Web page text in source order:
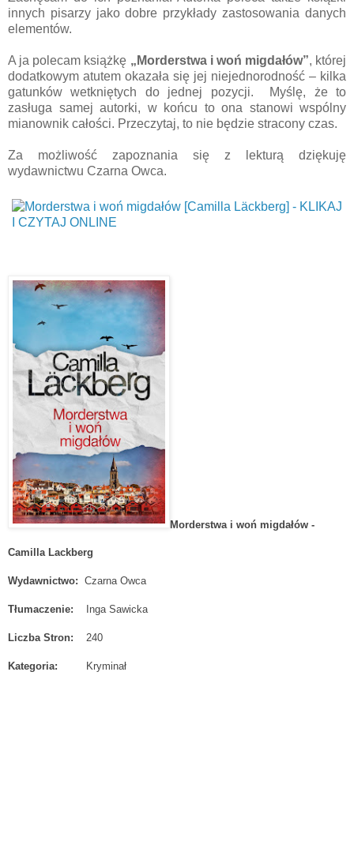
innych pisarzy jako dobre przykłady zastosowania danych
elementów.
A ja polecam książkę „Morderstwa i woń migdałów”, której
dodatkowym atutem okazała się jej niejednorodność – kilka
gatunków wetkniętych do jednej pozycji. Myślę, że to
zasługa samej autorki, w końcu to ona stanowi wspólny
mianownik całości. Przeczytaj, to nie będzie stracony czas.
Za możliwość zapoznania się z lekturą dziękuję
wydawnictwu Czarna Owca.
Morderstwa i woń migdałów -
Camilla Lackberg
Wydawnictwo: Czarna Owca
Tłumaczenie: Inga Sawicka
Liczba Stron: 240
Kategoria: Kryminał